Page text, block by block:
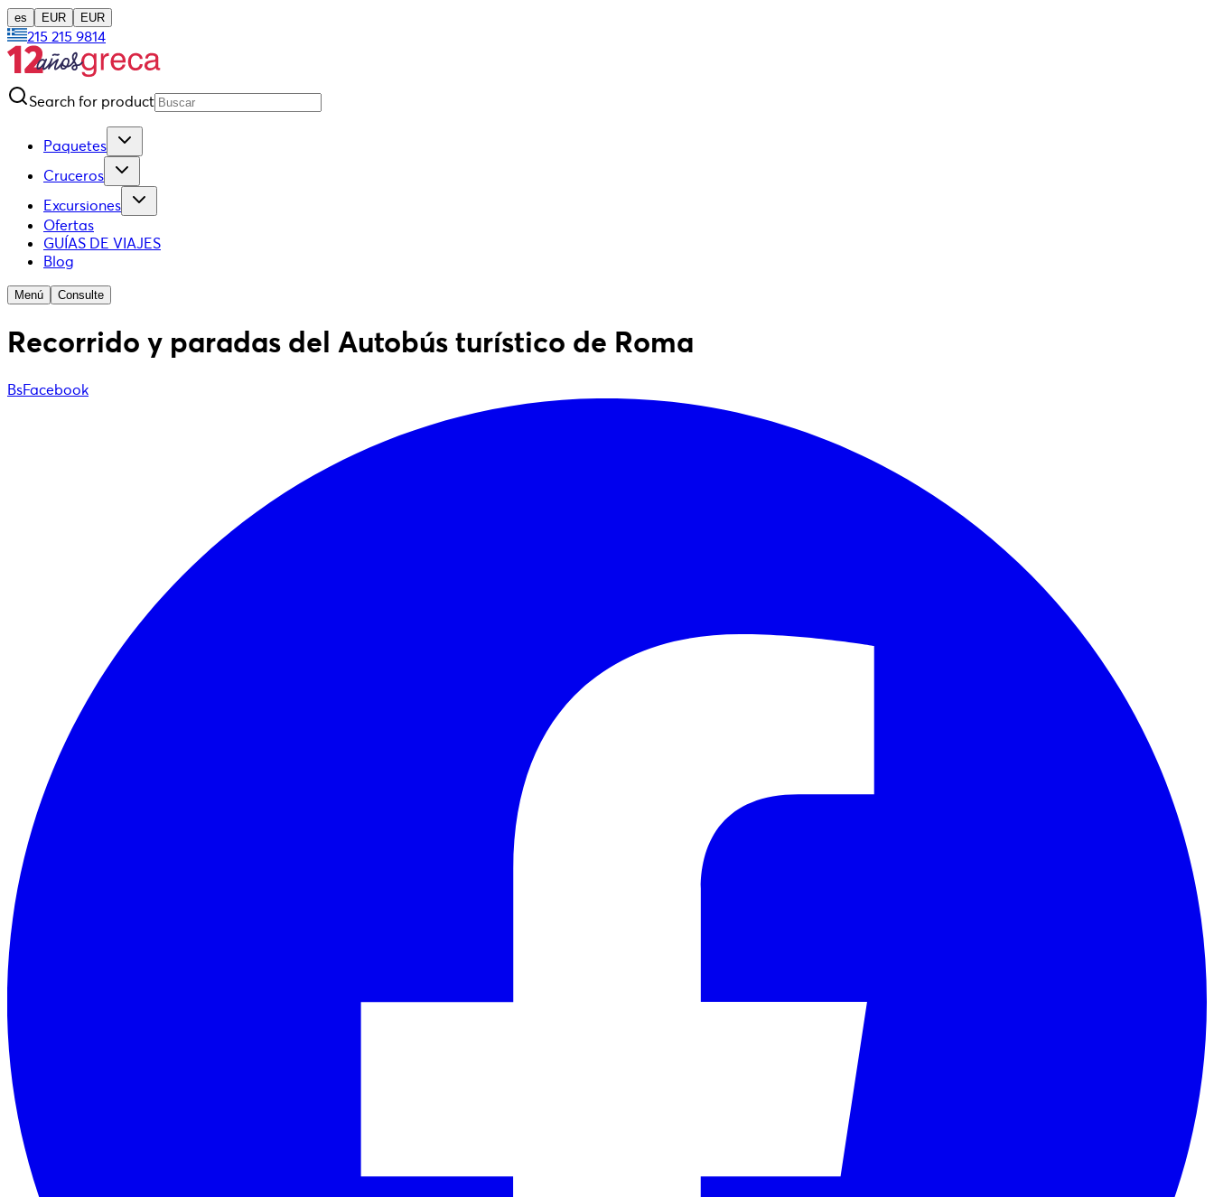
es EUR EUR
215 215 9814
Search for product
Paquetes
Cruceros
Excursiones
Ofertas
GUÍAS DE VIAJES
Blog
Menú Consulte
Recorrido y paradas del Autobús turístico de Roma
BsFacebook